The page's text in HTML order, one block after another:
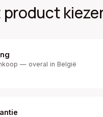
— overal in België